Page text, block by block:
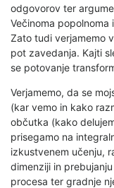
odgovorov ter
Večinoma popolnoma
Zato tudi verjamemo
pot zavedanja. Kajti
se potovanje
Verjamemo, da se
(kar vemo in kako
občutka (kako
prisegamo na
izkustvenem učenju,
dimenziji in
procesa ter gradnje